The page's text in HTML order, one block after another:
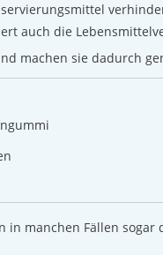
auch die
machen sie dadurch
in manchen Fällen